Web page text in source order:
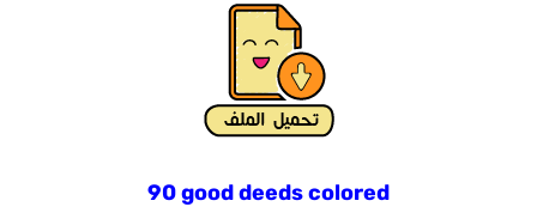
90 good deeds colored